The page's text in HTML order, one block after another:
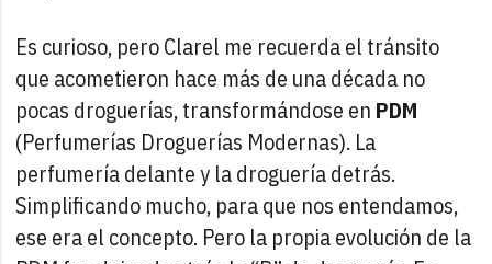
Es curioso, pero Clarel me recuerda el tránsito
que acometieron hace más de una década no
pocas droguerías, transformándose en PDM
(Perfumerías Droguerías Modernas). La
perfumería delante y la droguería detrás.
Simplificando mucho, para que nos entendamos,
ese era el concepto. Pero la propia evolución de la